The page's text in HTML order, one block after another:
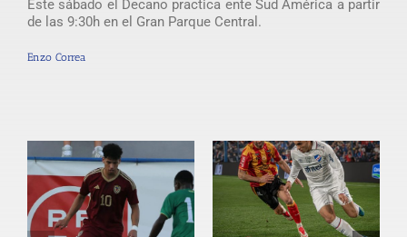
Este sábado el Decano practica ente Sud América a partir
de las 9:30h en el Gran Parque Central.
Enzo Correa